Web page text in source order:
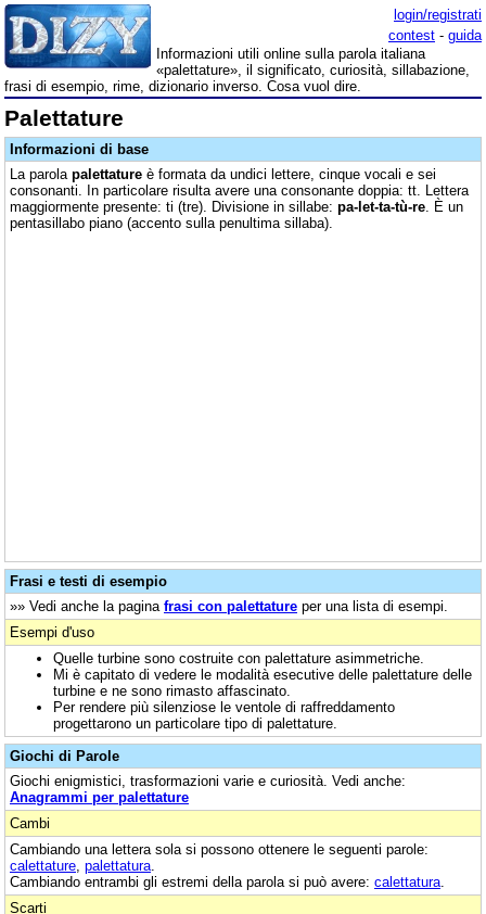
login/registrati
contest - guida
Informazioni utili online sulla parola italiana
«palettature», il significato, curiosità, sillabazione,
frasi di esempio, rime, dizionario inverso. Cosa vuol dire.
Palettature
Informazioni di base
La parola palettature è formata da undici lettere, cinque vocali e sei
consonanti. In particolare risulta avere una consonante doppia: tt. Lettera
maggiormente presente: ti (tre). Divisione in sillabe: pa-let-ta-tù-re . È un
pentasillabo piano (accento sulla penultima sillaba).
Frasi e testi di esempio
»» Vedi anche la pagina frasi con palettature per una lista di esempi.
Esempi d'uso
Quelle turbine sono costruite con palettature asimmetriche.
Mi è capitato di vedere le modalità esecutive delle palettature delle
turbine e ne sono rimasto affascinato.
Per rendere più silenziose le ventole di raffreddamento
progettarono un particolare tipo di palettature.
Giochi di Parole
Giochi enigmistici, trasformazioni varie e curiosità. Vedi anche:
Anagrammi per palettature
Cambi
Cambiando una lettera sola si possono ottenere le seguenti parole:
calettature palettatura
Cambiando entrambi gli estremi della parola si può avere: calettatura
Scarti